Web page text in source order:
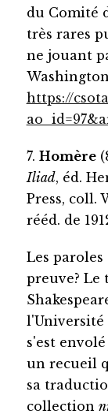
du Comité
très rares
ne jouant
https://
7. Homère
Iliad, éd.
Press, coll.
rééd. de
Les paroles
preuve? Le
l'Université
s'est
un recueil
sa
collection